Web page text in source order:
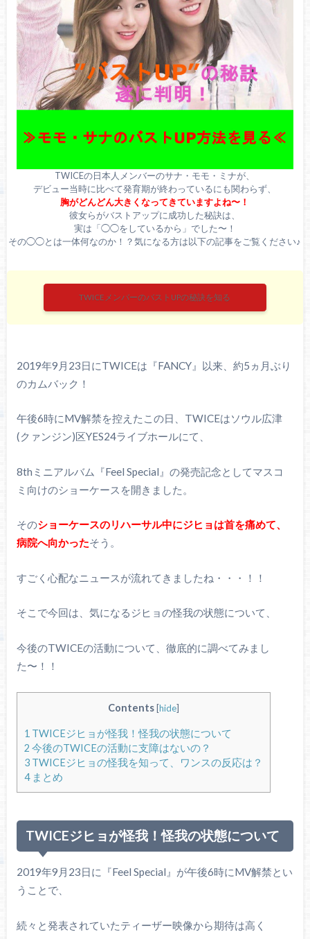
TWICEの日本人メンバーのサナ・モモ・ミナが、
デビュー当時に比べて発育期が終わっているにも関わらず、
胸がどんどん大きくなってきていますよね〜！
彼女らがバストアップに成功した秘訣は、
実は「◯◯をしているから」でした〜！
その◯◯とは一体何なのか！？気になる方は以下の記事をご覧ください♪
TWICEメンバーのバストUPの秘訣を知る
2019年9月23日にTWICEは『FANCY』以来、約5ヵ月ぶり
のカムバック！
午後6時にMV解禁を控えたこの日、TWICEはソウル広津
(クァンジン)区YES24ライブホールにて、
8thミニアルバム『Feel Special』の発売記念としてマスコ
ミ向けのショーケースを開きました。
そのショーケースのリハーサル中にジヒョは首を痛めて、
病院へ向かったそう。
すごく心配なニュースが流れてきましたね・・・！！
そこで今回は、気になるジヒョの怪我の状態について、
今後のTWICEの活動について、徹底的に調べてみまし
た〜！！
Contents [hide]
1 TWICEジヒョが怪我！怪我の状態について
2 今後のTWICEの活動に支障はないの？
3TWICEジヒョの怪我を知って、ワンスの反応は？
4まとめ
TWICEジヒョが怪我！怪我の状態について
2019年9月23日に『Feel Special』が午後6時にMV解禁とい
うことで、
続々と発表されていたティーザー映像から期待は高く